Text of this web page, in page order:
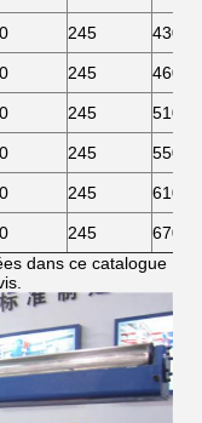
245
430
245
460
245
510
245
550
245
610
245
670
dans ce catalogue